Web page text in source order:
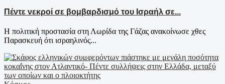
Πέντε νεκροί σε βομβαρδισμό του Ισραήλ σε...
Η πολιτική προστασία στη Λωρίδα της Γάζας ανακοίνωσε χθες
Παρασκευή ότι ισραηλινός...